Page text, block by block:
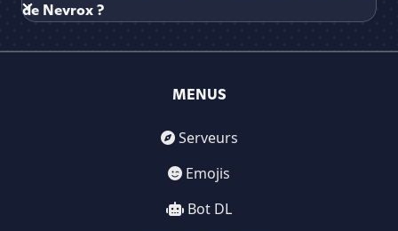
de Nevrox ?
MENUS
Serveurs
Emojis
Bot DL